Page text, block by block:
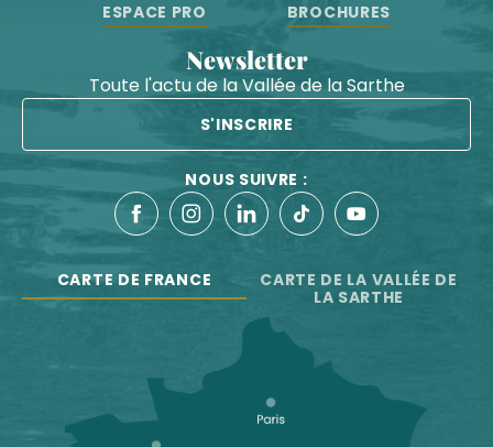
ESPACE PRO BROCHURES
Newsletter
Toute l'actu de la Vallée de la Sarthe
S'INSCRIRE
NOUS SUIVRE :
CARTE DE FRANCE
CARTE DE LA VALLÉE DE
LA SARTHE